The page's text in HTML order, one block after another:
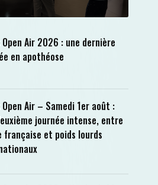
Open Air 2026 : une dernière
en apothéose
Air – Samedi 1er août :
journée intense, entre
française et poids lourds